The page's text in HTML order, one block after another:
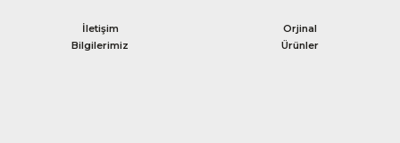
İletişim
Bilgilerimiz
Orjinal
Ürünler